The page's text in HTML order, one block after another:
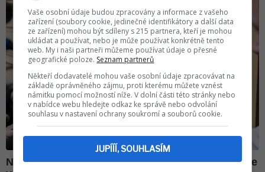
Vaše osobní údaje budou zpracovány a informace z vašeho
zařízení (soubory cookie, jedinečné identifikátory a další data
ze zařízení) mohou být sdíleny s 215 partnera, kteří je mohou
ukládat a používat, nebo je může používat konkrétně tento
web. My i naši partneři můžeme používat údaje o přesné
geografické poloze. Seznam partnerů
Někteří dodavatelé mohou vaše osobní údaje zpracovávat na
základě oprávněného zájmu, proti kterému můžete vznést
námitku pomocí možností níže. V dolní části této stránky nebo
v nabídce webu hledejte odkaz ke správě nebo odvolání
souhlasu v nastavení ochrany soukromí a souborů cookie.
JUPÍÍÍ, SOUHLASÍM